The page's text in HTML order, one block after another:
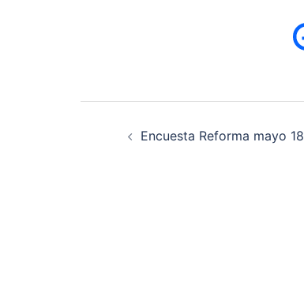
Navegación
Encuesta Reforma mayo 18